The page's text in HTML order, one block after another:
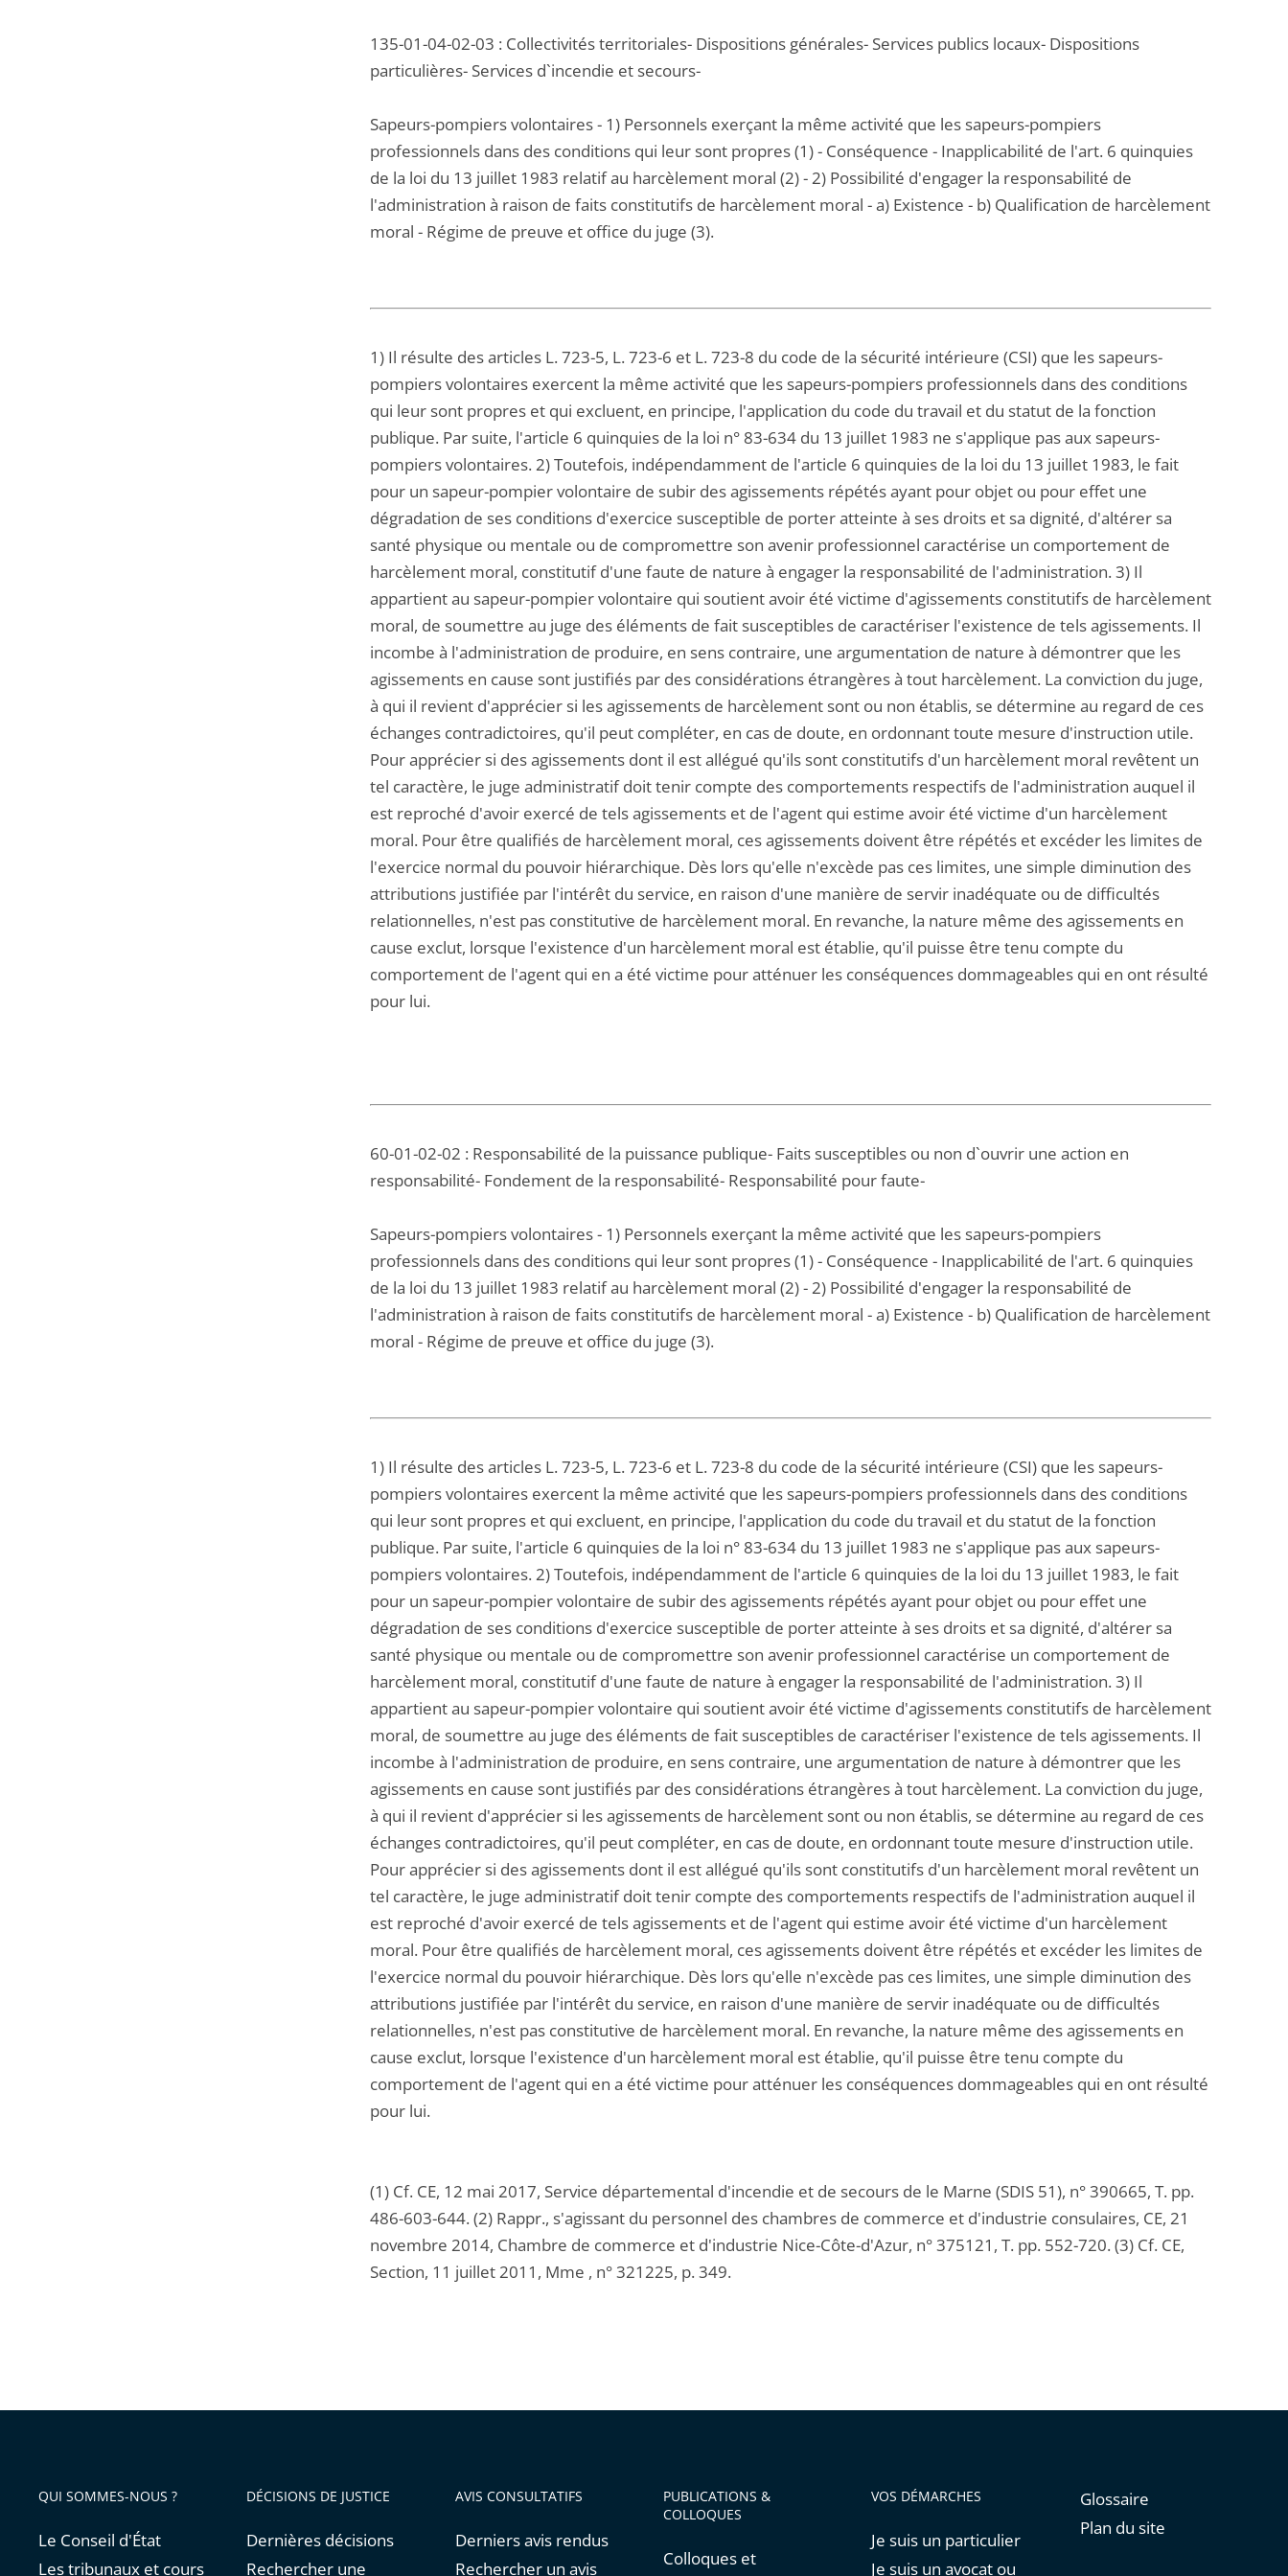
135-01-04-02-03 : Collectivités territoriales- Dispositions générales- Services publics locaux- Dispositions
particulières- Services d`incendie et secours-
Sapeurs-pompiers volontaires - 1) Personnels exerçant la même activité que les sapeurs-pompiers
professionnels dans des conditions qui leur sont propres (1) - Conséquence - Inapplicabilité de l'art. 6 quinquies
de la loi du 13 juillet 1983 relatif au harcèlement moral (2) - 2) Possibilité d'engager la responsabilité de
l'administration à raison de faits constitutifs de harcèlement moral - a) Existence - b) Qualification de harcèlement
moral - Régime de preuve et office du juge (3).
1) Il résulte des articles L. 723-5, L. 723-6 et L. 723-8 du code de la sécurité intérieure (CSI) que les sapeurs-
pompiers volontaires exercent la même activité que les sapeurs-pompiers professionnels dans des conditions
qui leur sont propres et qui excluent, en principe, l'application du code du travail et du statut de la fonction
publique. Par suite, l'article 6 quinquies de la loi n° 83-634 du 13 juillet 1983 ne s'applique pas aux sapeurs-
pompiers volontaires. 2) Toutefois, indépendamment de l'article 6 quinquies de la loi du 13 juillet 1983, le fait
pour un sapeur-pompier volontaire de subir des agissements répétés ayant pour objet ou pour effet une
dégradation de ses conditions d'exercice susceptible de porter atteinte à ses droits et sa dignité, d'altérer sa
santé physique ou mentale ou de compromettre son avenir professionnel caractérise un comportement de
harcèlement moral, constitutif d'une faute de nature à engager la responsabilité de l'administration. 3) Il
appartient au sapeur-pompier volontaire qui soutient avoir été victime d'agissements constitutifs de harcèlement
moral, de soumettre au juge des éléments de fait susceptibles de caractériser l'existence de tels agissements. Il
incombe à l'administration de produire, en sens contraire, une argumentation de nature à démontrer que les
agissements en cause sont justifiés par des considérations étrangères à tout harcèlement. La conviction du juge,
à qui il revient d'apprécier si les agissements de harcèlement sont ou non établis, se détermine au regard de ces
échanges contradictoires, qu'il peut compléter, en cas de doute, en ordonnant toute mesure d'instruction utile.
Pour apprécier si des agissements dont il est allégué qu'ils sont constitutifs d'un harcèlement moral revêtent un
tel caractère, le juge administratif doit tenir compte des comportements respectifs de l'administration auquel il
est reproché d'avoir exercé de tels agissements et de l'agent qui estime avoir été victime d'un harcèlement
moral. Pour être qualifiés de harcèlement moral, ces agissements doivent être répétés et excéder les limites de
l'exercice normal du pouvoir hiérarchique. Dès lors qu'elle n'excède pas ces limites, une simple diminution des
attributions justifiée par l'intérêt du service, en raison d'une manière de servir inadéquate ou de difficultés
relationnelles, n'est pas constitutive de harcèlement moral. En revanche, la nature même des agissements en
cause exclut, lorsque l'existence d'un harcèlement moral est établie, qu'il puisse être tenu compte du
comportement de l'agent qui en a été victime pour atténuer les conséquences dommageables qui en ont résulté
pour lui.
60-01-02-02 : Responsabilité de la puissance publique- Faits susceptibles ou non d`ouvrir une action en
responsabilité- Fondement de la responsabilité- Responsabilité pour faute-
Sapeurs-pompiers volontaires - 1) Personnels exerçant la même activité que les sapeurs-pompiers
professionnels dans des conditions qui leur sont propres (1) - Conséquence - Inapplicabilité de l'art. 6 quinquies
de la loi du 13 juillet 1983 relatif au harcèlement moral (2) - 2) Possibilité d'engager la responsabilité de
l'administration à raison de faits constitutifs de harcèlement moral - a) Existence - b) Qualification de harcèlement
moral - Régime de preuve et office du juge (3).
1) Il résulte des articles L. 723-5, L. 723-6 et L. 723-8 du code de la sécurité intérieure (CSI) que les sapeurs-
pompiers volontaires exercent la même activité que les sapeurs-pompiers professionnels dans des conditions
qui leur sont propres et qui excluent, en principe, l'application du code du travail et du statut de la fonction
publique. Par suite, l'article 6 quinquies de la loi n° 83-634 du 13 juillet 1983 ne s'applique pas aux sapeurs-
pompiers volontaires. 2) Toutefois, indépendamment de l'article 6 quinquies de la loi du 13 juillet 1983, le fait
pour un sapeur-pompier volontaire de subir des agissements répétés ayant pour objet ou pour effet une
dégradation de ses conditions d'exercice susceptible de porter atteinte à ses droits et sa dignité, d'altérer sa
santé physique ou mentale ou de compromettre son avenir professionnel caractérise un comportement de
harcèlement moral, constitutif d'une faute de nature à engager la responsabilité de l'administration. 3) Il
appartient au sapeur-pompier volontaire qui soutient avoir été victime d'agissements constitutifs de harcèlement
moral, de soumettre au juge des éléments de fait susceptibles de caractériser l'existence de tels agissements. Il
incombe à l'administration de produire, en sens contraire, une argumentation de nature à démontrer que les
agissements en cause sont justifiés par des considérations étrangères à tout harcèlement. La conviction du juge,
à qui il revient d'apprécier si les agissements de harcèlement sont ou non établis, se détermine au regard de ces
échanges contradictoires, qu'il peut compléter, en cas de doute, en ordonnant toute mesure d'instruction utile.
Pour apprécier si des agissements dont il est allégué qu'ils sont constitutifs d'un harcèlement moral revêtent un
tel caractère, le juge administratif doit tenir compte des comportements respectifs de l'administration auquel il
est reproché d'avoir exercé de tels agissements et de l'agent qui estime avoir été victime d'un harcèlement
moral. Pour être qualifiés de harcèlement moral, ces agissements doivent être répétés et excéder les limites de
l'exercice normal du pouvoir hiérarchique. Dès lors qu'elle n'excède pas ces limites, une simple diminution des
attributions justifiée par l'intérêt du service, en raison d'une manière de servir inadéquate ou de difficultés
relationnelles, n'est pas constitutive de harcèlement moral. En revanche, la nature même des agissements en
cause exclut, lorsque l'existence d'un harcèlement moral est établie, qu'il puisse être tenu compte du
comportement de l'agent qui en a été victime pour atténuer les conséquences dommageables qui en ont résulté
pour lui.
(1) Cf. CE, 12 mai 2017, Service départemental d'incendie et de secours de le Marne (SDIS 51), n° 390665, T. pp.
486-603-644. (2) Rappr., s'agissant du personnel des chambres de commerce et d'industrie consulaires, CE, 21
novembre 2014, Chambre de commerce et d'industrie Nice-Côte-d'Azur, n° 375121, T. pp. 552-720. (3) Cf. CE,
Section, 11 juillet 2011, Mme , n° 321225, p. 349.
QUI SOMMES-NOUS ?
Le Conseil d'État
Les tribunaux et cours
DÉCISIONS DE JUSTICE
Dernières décisions
Rechercher une
AVIS CONSULTATIFS
Derniers avis rendus
Rechercher un avis
PUBLICATIONS &
COLLOQUES
Colloques et
VOS DÉMARCHES
Je suis un particulier
Je suis un avocat ou
Glossaire
Plan du site